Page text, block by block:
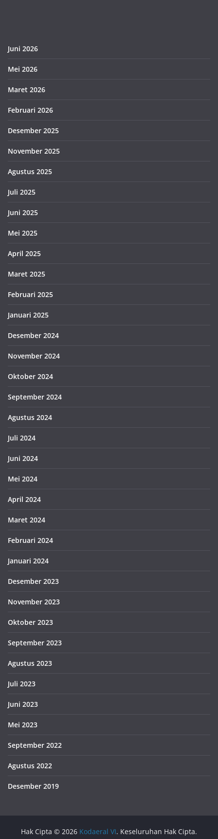
Juni 2026
Mei 2026
Maret 2026
Februari 2026
Desember 2025
November 2025
Agustus 2025
Juli 2025
Juni 2025
Mei 2025
April 2025
Maret 2025
Februari 2025
Januari 2025
Desember 2024
November 2024
Oktober 2024
September 2024
Agustus 2024
Juli 2024
Juni 2024
Mei 2024
April 2024
Maret 2024
Februari 2024
Januari 2024
Desember 2023
November 2023
Oktober 2023
September 2023
Agustus 2023
Juli 2023
Juni 2023
Mei 2023
September 2022
Agustus 2022
Desember 2019
Hak Cipta © 2026 Kodaeral VI. Keseluruhan Hak Cipta.